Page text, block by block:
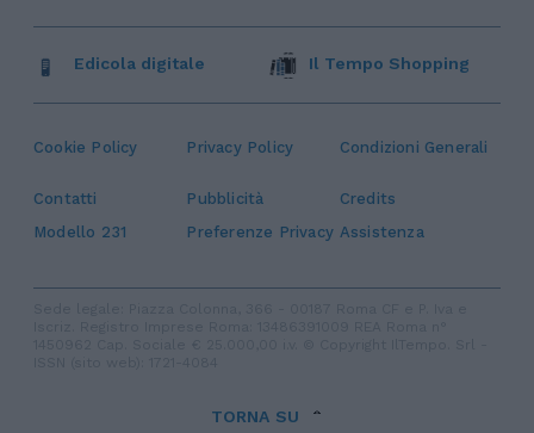
Cookie Policy Privacy Policy Condizioni Generali
Contatti Pubblicità
Credits
Modello 231
Preferenze Privacy Assistenza
Edicola digitale Il Tempo Shopping
TORNA SU